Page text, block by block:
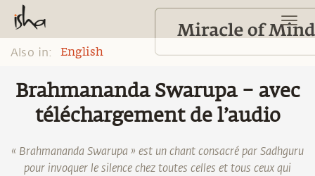
Also in: English
Brahmananda Swarupa – avec
téléchargement de l’audio
« Brahmananda Swarupa » est un chant consacré par Sadhguru
pour invoquer le silence chez toutes celles et tous ceux qui